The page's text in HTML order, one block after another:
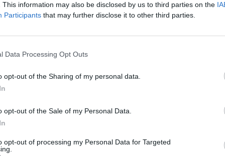
This information may also be disclosed by us to third parties on the
Participants that may further disclose it to other third parties.
Data Processing Opt Outs
opt-out of the Sharing of my personal data.
opt-out of the Sale of my Personal Data.
opt-out of processing my Personal Data for Targeted
πλοιάρια Bateaux Mouches
έχουν σταματήσει τις διαδρομές τους και
καθώς η πλημμύρα στην προκυμαία της
στους τουρίστες.
άγαλμα στην Αλμά που αποτελεί ένα
τα νερά να φθάνουν στους αστραγάλους
και το όριο για να κηρυχθεί ο ποταμός μη